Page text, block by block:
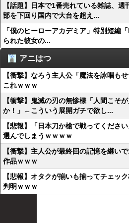
【話題】日本で1番売れている雑誌、
部を下回り国内で大台を超え...
「僕のヒーローアカデミア」特別短編
られた彼女の...
アニはつ
【衝撃】なろう主人公「魔法を詠唱も
これｗｗｗ
【衝撃】鬼滅の刃の無惨様「人間こそ
か！」←こういう展開ガチで欲し...
【悲報】「日本刀か槍で戦ってくださ
選んでしまうｗｗｗｗ
【衝撃】主人公が最終回の記憶を継い
作品ｗｗｗ
【悲報】オタクが揃いも揃ってチェッ
判明ｗｗｗ